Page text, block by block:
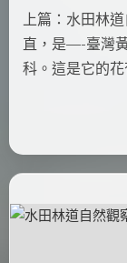
上篇：水田林
直，是—-臺灣
科。這是它的